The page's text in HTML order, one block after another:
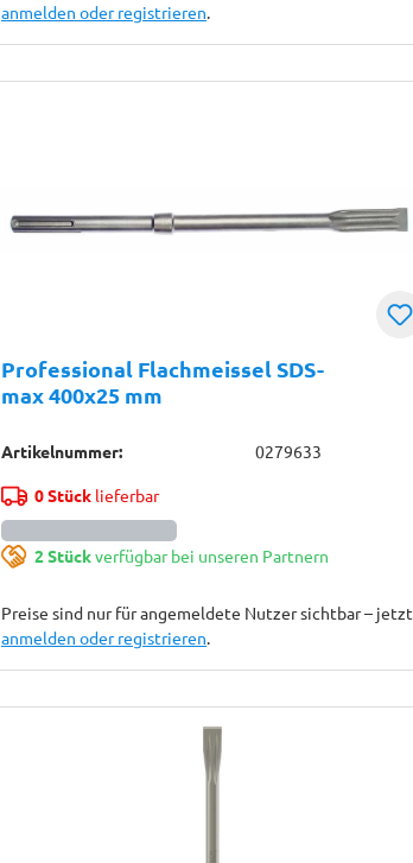
anmelden oder registrieren.
Professional Flachmeissel SDS-
max 400x25 mm
Artikelnummer: 0279633
0 Stücklieferbar
2 Stückverfügbar bei unseren Partnern
Preise sind nur für angemeldete Nutzer sichtbar – jetzt
anmelden oder registrieren.